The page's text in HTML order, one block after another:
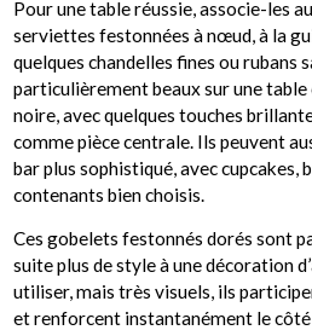
Pour une table réussie, associe-les
serviettes festonnées à nœud, à la
quelques chandelles fines ou rubans
particulièrement beaux sur une table
noire, avec quelques touches
comme pièce centrale. Ils peuvent
bar plus sophistiqué, avec cupcakes,
contenants bien choisis.
Ces gobelets festonnés dorés sont
suite plus de style à une décoration
utiliser, mais très visuels, ils
et renforcent instantanément le côté